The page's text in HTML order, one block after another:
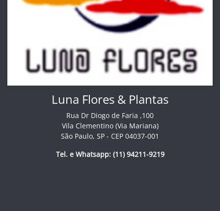
Luna Flores & Plantas
Rua Dr Diogo de Faria ,100
Vila Clementino (Via Mariana)
São Paulo, SP - CEP 04037-001
Tel. e Whatsapp: (11) 94211-9219